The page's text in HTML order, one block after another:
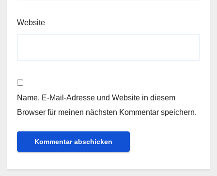
Website
Name, E-Mail-Adresse und Website in diesem
Browser für meinen nächsten Kommentar speichern.